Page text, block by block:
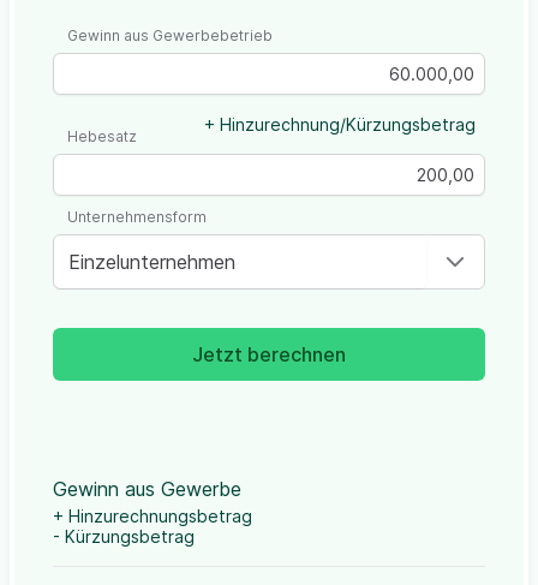
Gewinn aus Gewerbebetrieb
+ Hinzurechnung/Kürzungsbetrag
Hebesatz
Einzelunternehmen
Unternehmensform
Jetzt berechnen
Gewinn aus Gewerbe
+ Hinzurechnungsbetrag
- Kürzungsbetrag